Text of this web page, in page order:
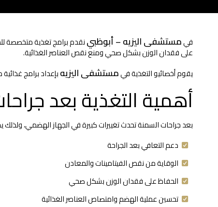
فيمستشفى اليزيه – أبوظبينقدم برامج تغذية متخصصة
على فقدان الوزن بشكل صحي ومنع نقص العناصر الغذائية.
يقوم أخصائيو التغذية فيمستشفى اليزيهبإعداد برامج
أهمية التغذية بعد
بعد جراحات السمنة تحدث تغييرات كبيرة في الجهاز الهضمي،
دعم التعافي بعد الجراحة
الوقاية من نقص الفيتامينات والمعادن
الحفاظ على فقدان الوزن بشكل صحي
تحسين عملية الهضم وامتصاص العناصر الغذائية